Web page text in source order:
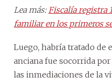
Lea más: Fiscalía registra
familiar en los primeros
Luego, habría tratado de
anciana fue socorrida
las inmediaciones de la